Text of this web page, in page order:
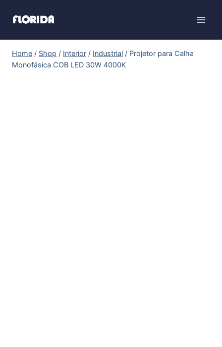
Home / Shop / Interior / Industrial / Projetor para Calha
Monofásica COB LED 30W 4000K